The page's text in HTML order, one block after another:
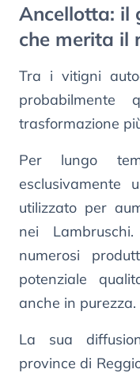
Ancellotta: il
che merita il
Tra i vitigni
trasformazione
Per lungo
esclusivamente
utilizzato per
nei
numerosi
potenziale
anche in purezza.
La sua
province di